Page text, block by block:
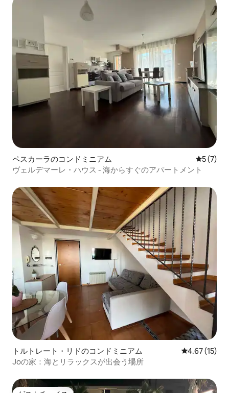
ペスカーラのコンドミニアム レビュー
5 (7)
ヴェルデマーレ・ハウス - 海からすぐのアパートメント
トルトレート・リドのコンドミニアム レビュー15
4.67 (15)
Joの家：海とリラックスが出会う場所